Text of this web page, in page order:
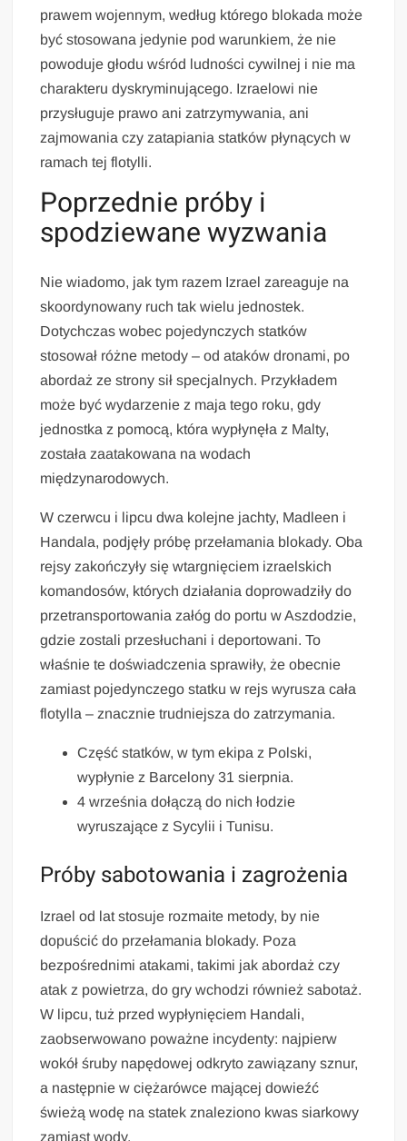
prawem wojennym, według którego blokada może
być stosowana jedynie pod warunkiem, że nie
powoduje głodu wśród ludności cywilnej i nie ma
charakteru dyskryminującego. Izraelowi nie
przysługuje prawo ani zatrzymywania, ani
zajmowania czy zatapiania statków płynących w
ramach tej flotylli.
Poprzednie próby i
spodziewane wyzwania
Nie wiadomo, jak tym razem Izrael zareaguje na
skoordynowany ruch tak wielu jednostek.
Dotychczas wobec pojedynczych statków
stosował różne metody – od ataków dronami, po
abordaż ze strony sił specjalnych. Przykładem
może być wydarzenie z maja tego roku, gdy
jednostka z pomocą, która wypłynęła z Malty,
została zaatakowana na wodach
międzynarodowych.
W czerwcu i lipcu dwa kolejne jachty, Madleen i
Handala, podjęły próbę przełamania blokady. Oba
rejsy zakończyły się wtargnięciem izraelskich
komandosów, których działania doprowadziły do
przetransportowania załóg do portu w Aszdodzie,
gdzie zostali przesłuchani i deportowani. To
właśnie te doświadczenia sprawiły, że obecnie
zamiast pojedynczego statku w rejs wyrusza cała
flotylla – znacznie trudniejsza do zatrzymania.
Część statków, w tym ekipa z Polski,
wypłynie z Barcelony 31 sierpnia.
4 września dołączą do nich łodzie
wyruszające z Sycylii i Tunisu.
Próby sabotowania i zagrożenia
Izrael od lat stosuje rozmaite metody, by nie
dopuścić do przełamania blokady. Poza
bezpośrednimi atakami, takimi jak abordaż czy
atak z powietrza, do gry wchodzi również sabotaż.
W lipcu, tuż przed wypłynięciem Handali,
zaobserwowano poważne incydenty: najpierw
wokół śruby napędowej odkryto zawiązany sznur,
a następnie w ciężarówce mającej dowieźć
świeżą wodę na statek znaleziono kwas siarkowy
zamiast wody.